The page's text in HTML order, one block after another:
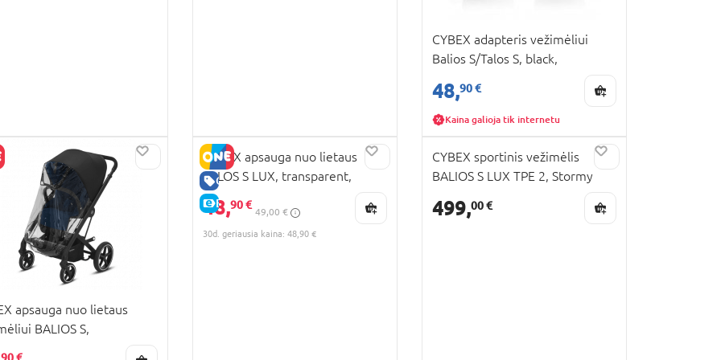
CYBEX adapteris vežimėliui
Balios S/Talos S, black,
48,90 €
Kaina galioja tik internetu
KAINA
apsauga nuo lietaus
BALIOS S,
GERA KAINA
E-KAINA
CYBEX apsauga nuo lietaus
TALOS S LUX, transparent,
520003360/520003359
48,90 €
49,00 €
30d. geriausia kaina: 48,90 €
CYBEX sportinis vežimėlis
BALIOS S LUX TPE 2, Stormy
499,00 €